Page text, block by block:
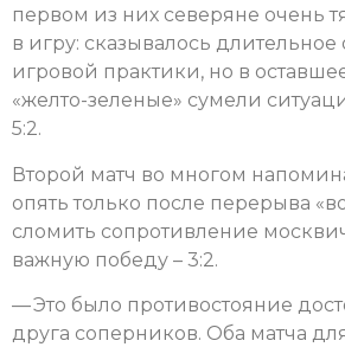
первом из них северяне очень
в игру: сказывалось длительное
игровой практики, но в
«желто-зеленые» сумели
5:2.
Второй матч во многом
опять только после перерыва
сломить сопротивление
важную победу – 3:2.
— Это было противостояние
друга соперников. Оба матча